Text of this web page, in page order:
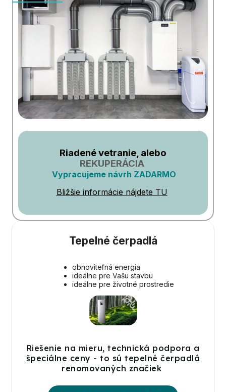
Riadené vetranie, alebo
REKUPERÁCIA
Vypracujeme návrh ZADARMO
Bližšie informácie nájdete TU
Tepelné čerpadlá
obnoviteľná energia
ideálne pre Vašu stavbu
ideálne pre životné prostredie
Riešenie na mieru, technická podpora a
špeciálne ceny - to sú tepelné čerpadlá
renomovaných značiek